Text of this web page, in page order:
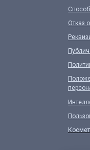
Отказ